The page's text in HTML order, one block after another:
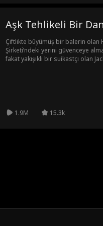
Aşk Tehlikeli Bir
Çiftlikte büyümüş bir balerin olan
Şirketi’ndeki yerini güvenceye
fakat yakışıklı bir suikastçı olan
1.9M
15.3k